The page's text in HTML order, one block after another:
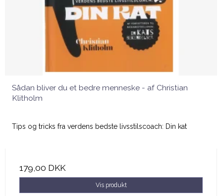
Sådan bliver du et bedre menneske - af Christian
Klitholm
Tips og tricks fra verdens bedste livsstilscoach: Din kat
179,00 DKK
Vis produkt